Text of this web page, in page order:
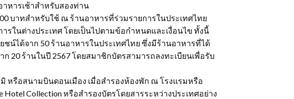
าหารเช้าสำหรับสองท่าน
บาทสำหรับใช้ ณ ร้านอาหารที่ร่วมรายการในประเทศไทย
รในต่างประเทศ โดยเป็นไปตามข้อกำหนดและเงื่อนไข ทั้งนี้
น์ได้จาก 50 ร้านอาหารในประเทศไทย ซึ่งมีร้านอาหารที่ได้
20 ร้านในปี 2567 โดยสมาชิกบัตรสามารถลงทะเบียนเพื่อรับ
รือสนามบินดอนเมือง เมื่อสำรองห้องพัก ณ โรงแรมหรือ
Hotel Collection หรือสำรองบัตรโดยสารระหว่างประเทศอย่าง